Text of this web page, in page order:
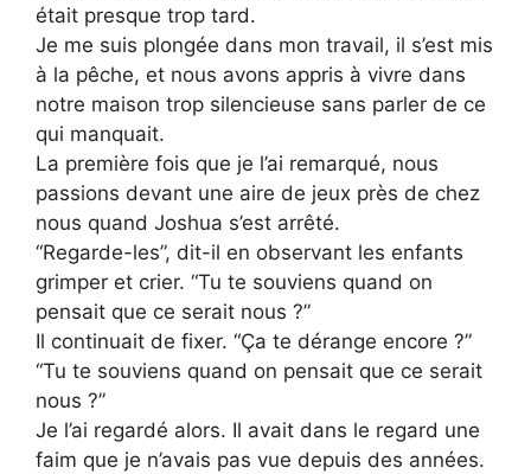
était presque trop tard.
Je me suis plongée dans mon travail, il s’est mis
à la pêche, et nous avons appris à vivre dans
notre maison trop silencieuse sans parler de ce
qui manquait.
La première fois que je l’ai remarqué, nous
passions devant une aire de jeux près de chez
nous quand Joshua s’est arrêté.
“Regarde-les”, dit-il en observant les enfants
grimper et crier. “Tu te souviens quand on
pensait que ce serait nous ?”
Il continuait de fixer. “Ça te dérange encore ?”
“Tu te souviens quand on pensait que ce serait
nous ?”
Je l’ai regardé alors. Il avait dans le regard une
faim que je n’avais pas vue depuis des années.